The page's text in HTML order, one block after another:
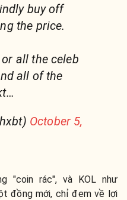
buy off
the price.
all the celeb
all of the
October 5,
"coin rác", và KOL như
đồng mới, chỉ đem về lợi